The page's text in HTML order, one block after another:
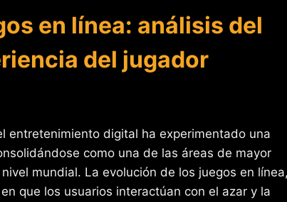
en línea: análisis del
del jugador
entretenimiento digital ha experimentado una
como una de las áreas de mayor
mundial. La evolución de los juegos en
que los usuarios interactúan con el azar y la